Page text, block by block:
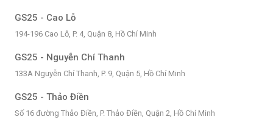
GS25 - Cao Lỗ
194-196 Cao Lỗ, P. 4, Quận 8, Hồ Chí Minh
GS25 - Nguyễn Chí Thanh
133A Nguyễn Chí Thanh, P. 9, Quận 5, Hồ Chí Minh
GS25 - Thảo Điền
Số 16 đường Thảo Điền, P. Thảo Điền, Quận 2, Hồ Chí Minh